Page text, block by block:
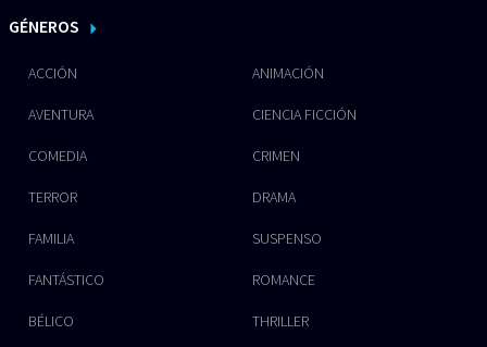
GÉNEROS
ACCIÓN ANIMACIÓN
AVENTURA CIENCIA FICCIÓN
COMEDIA CRIMEN
TERROR DRAMA
FAMILIA SUSPENSO
FANTÁSTICO ROMANCE
BÉLICO THRILLER